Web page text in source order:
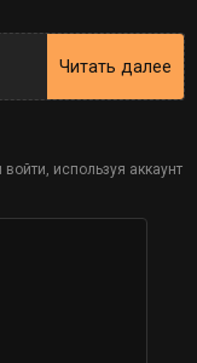
Читать далее
используя аккаунт